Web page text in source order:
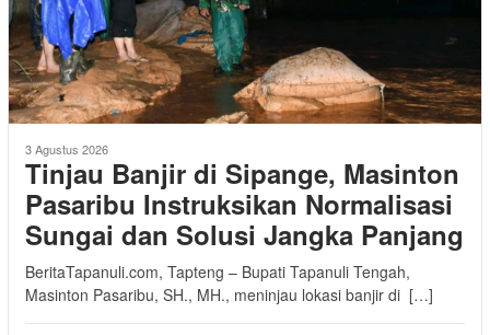
3 Agustus 2026
Tinjau Banjir di Sipange, Masinton
Pasaribu Instruksikan Normalisasi
Sungai dan Solusi Jangka Panjang
BeritaTapanuli.com, Tapteng – Bupati Tapanuli Tengah,
Masinton Pasaribu, SH., MH., meninjau lokasi banjir di […]